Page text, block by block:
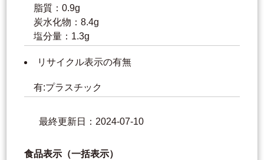
脂質：0.9g
炭水化物：8.4g
塩分量：1.3g
リサイクル表示の有無
有:プラスチック
最終更新日：2024-07-10
食品表示（一括表示）